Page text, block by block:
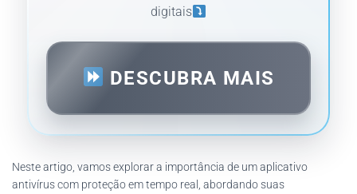
digitais
DESCUBRA MAIS
Neste artigo, vamos explorar a importância de um aplicativo
antivírus com proteção em tempo real, abordando suas